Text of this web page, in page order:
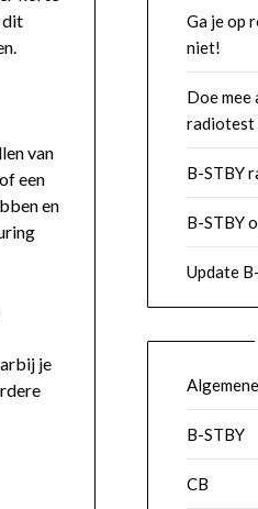
dit
van
een
en
je
Ga je op
niet!
Doe mee
radiotest
B-STBY
B-STBY
Update
B-STBY
CB